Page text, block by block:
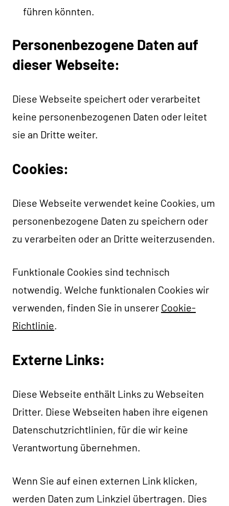
führen könnten.
Personenbezogene Daten auf
dieser Webseite:
Diese Webseite speichert oder verarbeitet
keine personenbezogenen Daten oder leitet
sie an Dritte weiter.
Cookies:
Diese Webseite verwendet keine Cookies, um
personenbezogene Daten zu speichern oder
zu verarbeiten oder an Dritte weiterzusenden.
Funktionale Cookies sind technisch
notwendig. Welche funktionalen Cookies wir
verwenden, finden Sie in unserer Cookie-
Richtlinie
Externe Links:
Diese Webseite enthält Links zu Webseiten
Dritter. Diese Webseiten haben ihre eigenen
Datenschutzrichtlinien, für die wir keine
Verantwortung übernehmen.
Wenn Sie auf einen externen Link klicken,
werden Daten zum Linkziel übertragen. Dies